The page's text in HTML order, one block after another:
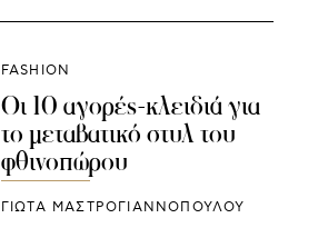
FASHION
Οι 10 αγορές-κλειδιά για
το μεταβατικό στυλ του
φθινοπώρου
ΓΙΩΤΑ ΜΑΣΤΡΟΓΙΑΝΝΟΠΟΥΛΟΥ